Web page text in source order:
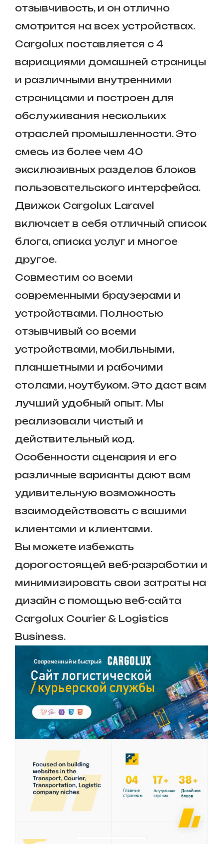
отзывчивость, и он отлично
смотрится на всех устройствах.
Cargolux поставляется с 4
вариациями домашней страницы
и различными внутренними
страницами и построен для
обслуживания нескольких
отраслей промышленности. Это
смесь из более чем 40
эксклюзивных разделов блоков
пользовательского интерфейса.
Движок Cargolux Laravel
включает в себя отличный список
блога, списка услуг и многое
другое.
Совместим со всеми
современными браузерами и
устройствами. Полностью
отзывчивый со всеми
устройствами, мобильными,
планшетными и рабочими
столами, ноутбуком. Это даст вам
лучший удобный опыт. Мы
реализовали чистый и
действительный код.
Особенности сценария и его
различные варианты дают вам
удивительную возможность
взаимодействовать с вашими
клиентами и клиентами.
Вы можете избежать
дорогостоящей веб-разработки и
минимизировать свои затраты на
дизайн с помощью веб-сайта
Cargolux Courier & Logistics
Business.